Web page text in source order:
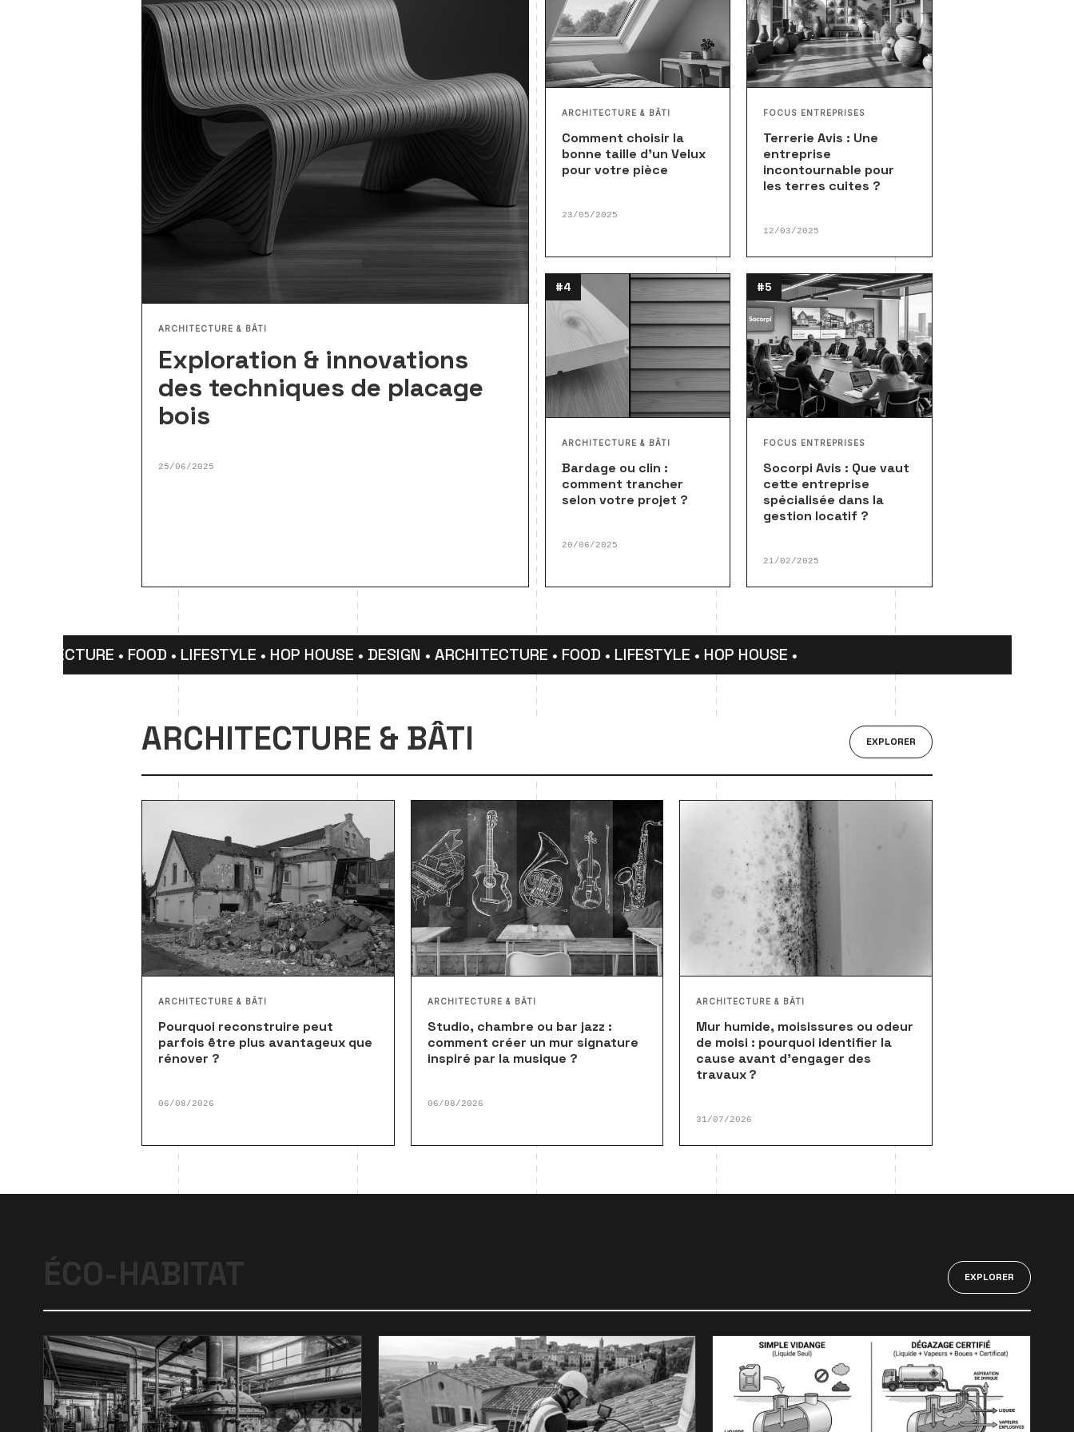
ARCHITECTURE & BÂTI
Exploration & innovations
des techniques de placage
bois
25/06/2025
ARCHITECTURE & BÂTI
Comment choisir la
bonne taille d’un Velux
pour votre pièce
23/05/2025
FOCUS ENTREPRISES
Terrerie Avis : Une
entreprise
incontournable pour
les terres cuites ?
12/03/2025
ARCHITECTURE & BÂTI
Bardage ou clin :
comment trancher
selon votre projet ?
20/06/2025
FOCUS ENTREPRISES
Socorpi Avis : Que vaut
cette entreprise
spécialisée dans la
gestion locatif ?
21/02/2025
• FOOD • LIFESTYLE • HOP HOUSE • DESIGN • ARCHITECTURE • FOOD • LIFESTYLE • HOP HOUSE •
ARCHITECTURE & BÂTI EXPLORER
ARCHITECTURE & BÂTI
Pourquoi reconstruire peut
parfois être plus avantageux que
rénover ?
06/08/2026
ARCHITECTURE & BÂTI
Studio, chambre ou bar jazz :
comment créer un mur signature
inspiré par la musique ?
06/08/2026
ARCHITECTURE & BÂTI
Mur humide, moisissures ou odeur
de moisi : pourquoi identifier la
cause avant d’engager des
travaux ?
31/07/2026
ÉCO-HABITAT EXPLORER